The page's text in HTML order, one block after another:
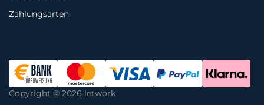
Zahlungsarten
Copyright © 2026 letwork